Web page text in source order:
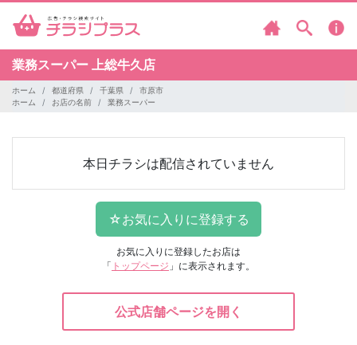
業務スーパー 上総牛久店
ホーム 都道府県 千葉県
市原市
ホーム
お店の名前 業務スーパー
本日チラシは配信されていません
お気に入りに登録したお店は
「 トップページ 」に表示されます。
公式店舗ページを開く